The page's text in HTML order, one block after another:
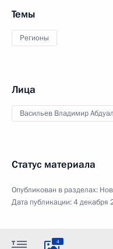
Темы
Регионы
Лица
Васильев Владимир
Статус материала
Опубликован в разделах:
Дата публикации:4 декабря
4